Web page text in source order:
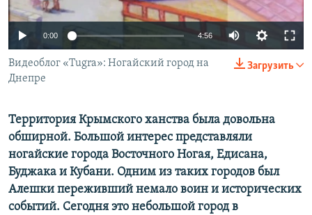
ПОБЕДИТЕЛЕЙ НЕ СУДЯТ?
КРЫМ.НЕПОКОРЕННЫЙ
ELIFBE
ПРИСОЕДИНЯЙТЕСЬ!
0:00 4:56
Загрузить
Видеоблог «Tugra»: Ногайский город на
Днепре
Территория Крымского ханства была довольна
обширной. Большой интерес представляли
ногайские города Восточного Ногая, Едисана,
Буджака и Кубани. Одним из таких городов был
Алешки переживший немало воин и исторических
событий. Сегодня это небольшой город в